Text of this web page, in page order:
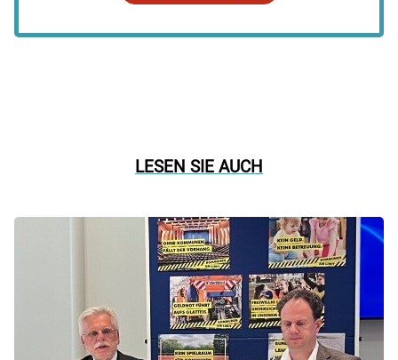
LESEN SIE AUCH